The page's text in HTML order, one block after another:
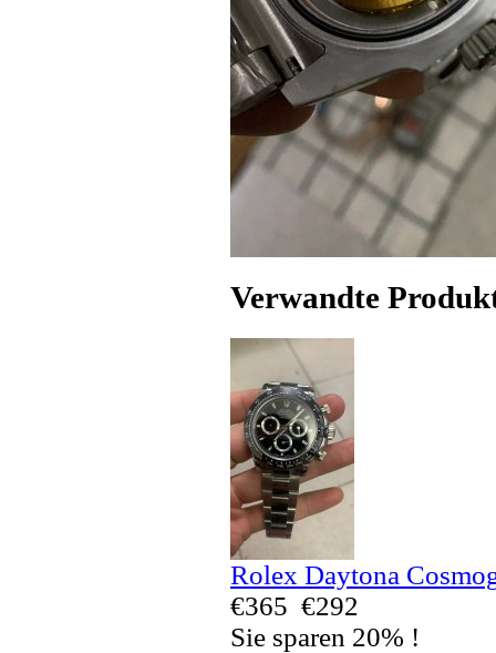
Verwandte
Rolex Daytona
€365 €292
Sie sparen 20% !